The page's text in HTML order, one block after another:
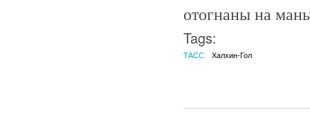
отогнаны на
Tags:
ТАСС Халхин-Гол